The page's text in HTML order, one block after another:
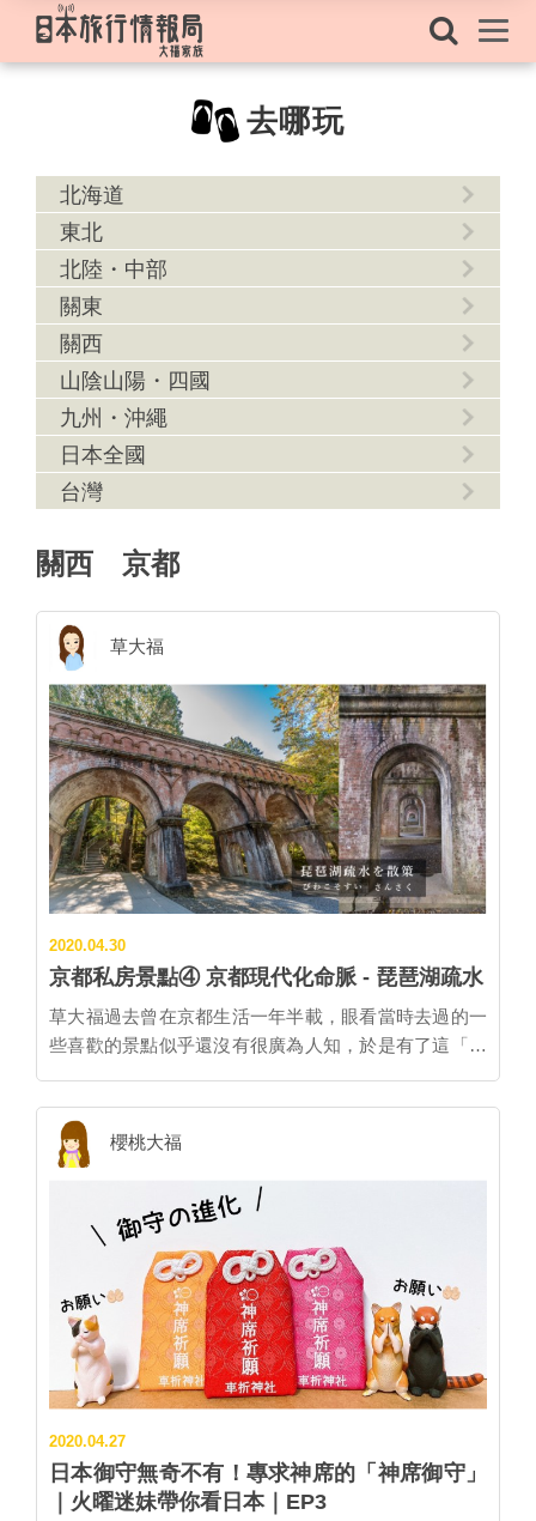
去哪玩
北海道
東北
北陸・中部
關東
關西
山陰山陽・四國
九州・沖繩
日本全國
台灣
關西 京都
草大福
2020.04.30
京都私房景點④ 京都現代化命脈 - 琵琶湖疏水
草大福過去曾在京都生活一年半載，眼看當時去過的一
些喜歡的景點似乎還沒有很廣為人知，於是有了這「京
京都近代化的關鍵－琵琶湖疏水 京都的「琵琶湖疏水」
是條從滋賀縣的琵琶湖引水進京都的疏水道，全長約20
公里。這條水道對京都來說可是重要的生命線，也是京
大政奉還之後，新政府開始考慮遷都至關東。原本身為
政府唯一據點的京都唯恐失寵，當地出現很多反對遷都
的聲音，但仍然不能改變政府的決策。政府在1868年將
「江戶」改名「東京」，年號改為「明治」，開始日本
歷史上有名的「明治維新」運動。遷都東京後，京都許
多名流與富商也陸續離開，京都人口從35萬人銳減至20
萬人。 然而，京都沒有因此衰敗！在遷都過後，市民對
行「租稅免除」、「產業基金」等政策。 京都復興下一
步－琵琶湖疏水 京都包含鴨川在內的河川水量少，對民
生用水、航運都構成了問題。於是，第3代京都知事北
櫻桃大福
2020.04.27
日本御守無奇不有！專求神席的「神席御守」
｜火曜迷妹帶你看日本｜EP3